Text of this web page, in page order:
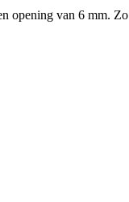
opening van 6 mm.